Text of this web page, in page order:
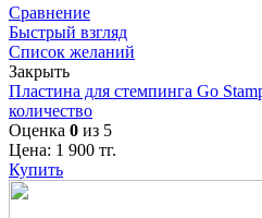
Сравнение
Быстрый взгляд
Список желаний
Закрыть
Пластина для стемпинга Go
количество
Оценка 0 из 5
Цена: 1 900 тг.
Купить